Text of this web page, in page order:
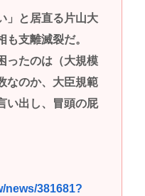
」と居直る片山大
も支離滅裂だ。
ったのは（大規模
なのか、大臣規範
い出し、冒頭の屁
news/381681?